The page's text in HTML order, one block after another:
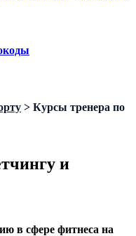
> Курсы тренера по
и
в сфере фитнеса на